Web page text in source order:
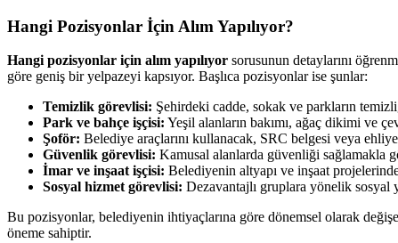
Hangi Pozisyonlar İçin Alım Yapılıyor?
Hangi pozisyonlar için alım yapılıyor sorusunun detaylarını
göre geniş bir yelpazeyi kapsıyor. Başlıca pozisyonlar ise şunlar:
Temizlik görevlisi: Şehirdeki cadde, sokak ve parkların
Park ve bahçe işçisi: Yeşil alanların bakımı, ağaç dikimi ve
Şoför: Belediye araçlarını kullanacak, SRC belgesi veya
Güvenlik görevlisi: Kamusal alanlarda güvenliği sağlamakla
İmar ve inşaat işçisi: Belediyenin altyapı ve inşaat
Sosyal hizmet görevlisi: Dezavantajlı gruplara yönelik sosyal
Bu pozisyonlar, belediyenin ihtiyaçlarına göre dönemsel olarak
öneme sahiptir.